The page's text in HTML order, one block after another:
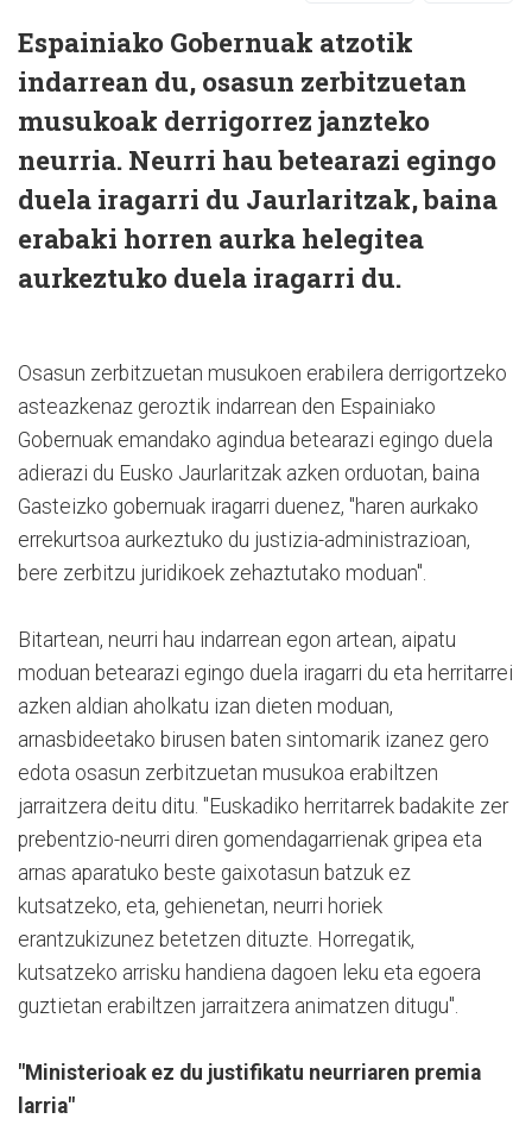
Espainiako Gobernuak atzotik
indarrean du, osasun zerbitzuetan
musukoak derrigorrez janzteko
neurria. Neurri hau betearazi egingo
duela iragarri du Jaurlaritzak, baina
erabaki horren aurka helegitea
aurkeztuko duela iragarri du.
Osasun zerbitzuetan musukoen erabilera derrigortzeko
asteazkenaz geroztik indarrean den Espainiako
Gobernuak emandako agindua betearazi egingo duela
adierazi du Eusko Jaurlaritzak azken orduotan, baina
Gasteizko gobernuak iragarri duenez, "haren aurkako
errekurtsoa aurkeztuko du justizia-administrazioan,
bere zerbitzu juridikoek zehaztutako moduan".
Bitartean, neurri hau indarrean egon artean, aipatu
moduan betearazi egingo duela iragarri du eta herritarrei
azken aldian aholkatu izan dieten moduan,
arnasbideetako birusen baten sintomarik izanez gero
edota osasun zerbitzuetan musukoa erabiltzen
jarraitzera deitu ditu. "Euskadiko herritarrek badakite zer
prebentzio-neurri diren gomendagarrienak gripea eta
arnas aparatuko beste gaixotasun batzuk ez
kutsatzeko, eta, gehienetan, neurri horiek
erantzukizunez betetzen dituzte. Horregatik,
kutsatzeko arrisku handiena dagoen leku eta egoera
guztietan erabiltzen jarraitzera animatzen ditugu".
"Ministerioak ez du justifikatu neurriaren premia
larria"